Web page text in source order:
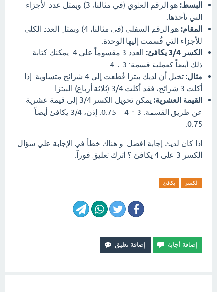
البسط:
هو الرقم العلوي (في مثالنا، 3) ويمثل عدد الأجزاء
التي نأخذها.
المقام:
هو الرقم السفلي (في مثالنا، 4) ويمثل العدد الكلي
للأجزاء التي قُسمت إليها الوحدة.
الكسر 3/4 يكافئ:
العدد 3 مقسوماً على 4. يمكنك كتابة
ذلك أيضاً كعملية قسمة: 3 ÷ 4.
مثال:
تخيل أن لديك بيتزا قُطعت إلى 4 شرائح متساوية. إذا
أكلت 3 شرائح، فقد أكلت 3/4 (ثلاثة أرباع) البيتزا.
القيمة العشرية:
يمكن تحويل الكسر 3/4 إلى قيمة عشرية
عن طريق القسمة: 3 ÷ 4 = 0.75. إذن، 3/4 يكافئ أيضاً
0.75.
اذا كان لديك إجابة افضل او هناك خطأ في الإجابة علي سؤال
الكسر 3 على 4 يكافئ ؟ اترك تعليق فورآ.
الكسر يكافئ